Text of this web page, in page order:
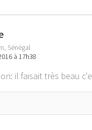
Sénégal
à 17h38
il faisait très beau